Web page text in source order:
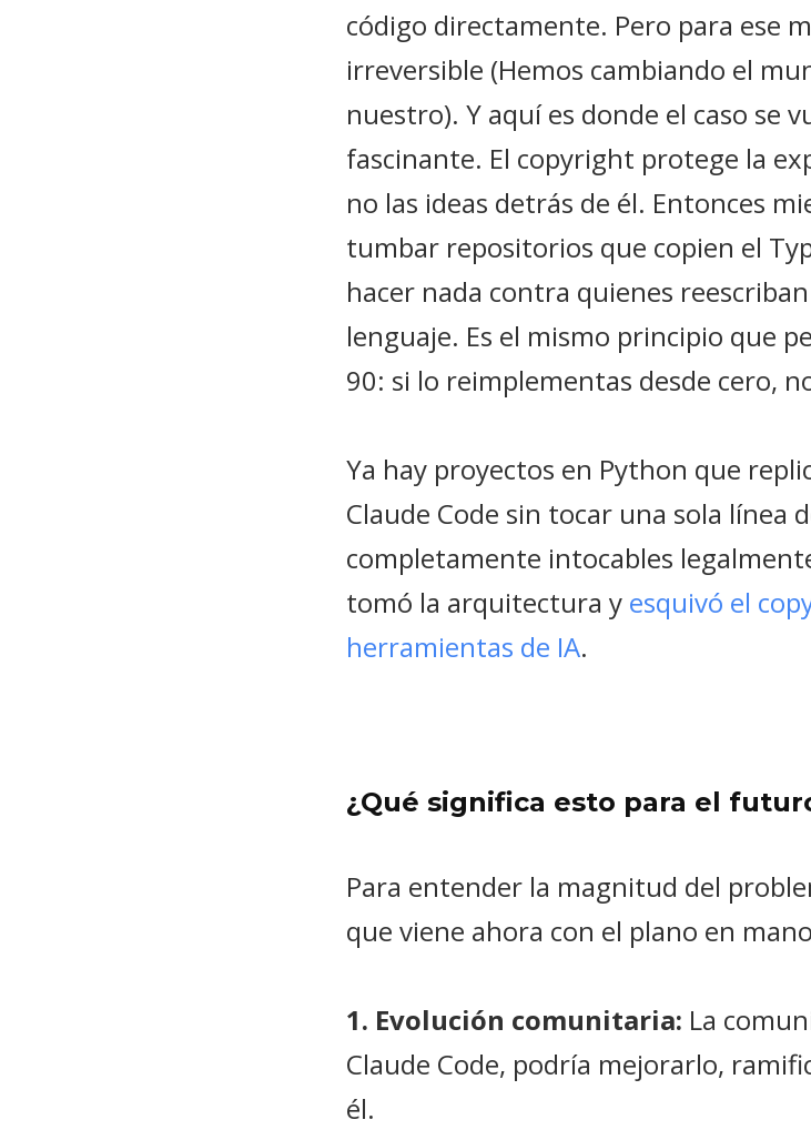
código directamente. Pero para ese
irreversible (Hemos cambiando el
nuestro). Y aquí es donde el caso se
fascinante. El copyright protege la
no las ideas detrás de él. Entonces
tumbar repositorios que copien el
hacer nada contra quienes
lenguaje. Es el mismo principio que
90: si lo reimplementas desde cero,
Ya hay proyectos en Python que
Claude Code sin tocar una sola línea
completamente intocables
tomó la arquitectura y esquivó el
herramientas de IA.
¿Qué significa esto para el
Para entender la magnitud del
que viene ahora con el plano en
1. Evolución comunitaria: La
Claude Code, podría mejorarlo,
él.